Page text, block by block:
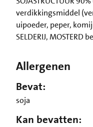
verdikkingsmiddel
uipoeder, peper,
SELDERIJ, MOSTERD
Allergenen
Bevat:
soja
Kan bevatten: